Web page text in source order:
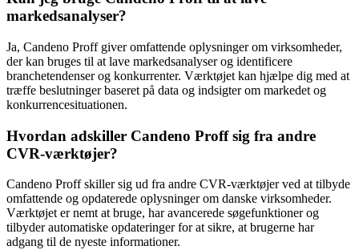
markedsanalyser?
Ja, Candeno Proff giver omfattende oplysninger om virksomheder,
der kan bruges til at lave markedsanalyser og identificere
branchetendenser og konkurrenter. Værktøjet kan hjælpe dig med at
træffe beslutninger baseret på data og indsigter om markedet og
konkurrencesituationen.
Hvordan adskiller Candeno Proff sig fra andre
CVR-værktøjer?
Candeno Proff skiller sig ud fra andre CVR-værktøjer ved at tilbyde
omfattende og opdaterede oplysninger om danske virksomheder.
Værktøjet er nemt at bruge, har avancerede søgefunktioner og
tilbyder automatiske opdateringer for at sikre, at brugerne har
adgang til de nyeste informationer.